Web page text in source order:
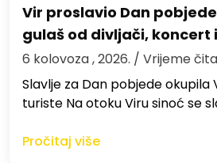
Vir proslavio Dan
gulaš od divljači, koncert
6 kolovoza , 2026. / Vrijeme
Slavlje za Dan pobjede okupila
turiste Na otoku Viru sinoć se
Pročitaj više